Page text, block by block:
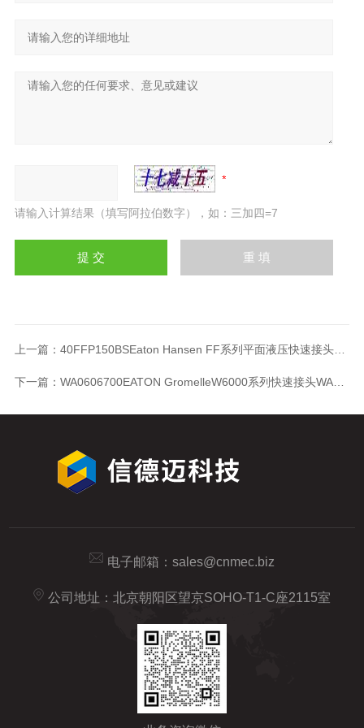
请输入计算结果（填写阿拉伯数字），如：三加四=7
上一篇： 40FFP150BSEaton Hansen FF系列平面液压快速接头40FFP150BS
下一篇： WA0606700EATON GromelleW6000系列快速接头WA0606700
电子邮箱： sales@cnmec.biz
公司地址：北京朝阳区望京SOHO-T1-C座2115室